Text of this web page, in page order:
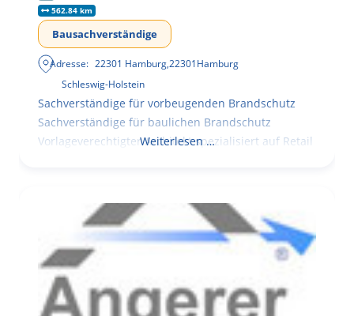
562.84 km
Bausachverständige
Adresse: 22301 Hamburg,22301Hamburg
Schleswig-Holstein
Sachverständige für vorbeugenden Brandschutz
Sachverständige für baulichen Brandschutz
Vorlageverechtigter Architekt spezialisiert auf Retail
Weiterlesen …